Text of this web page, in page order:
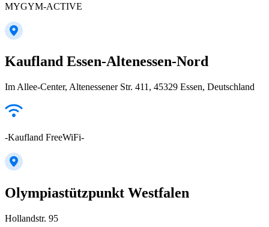
MYGYM-ACTIVE
Kaufland Essen-Altenessen-Nord
Im Allee-Center, Altenessener Str. 411, 45329 Essen, Deutschland
-Kaufland FreeWiFi-
Olympiastützpunkt Westfalen
Hollandstr. 95